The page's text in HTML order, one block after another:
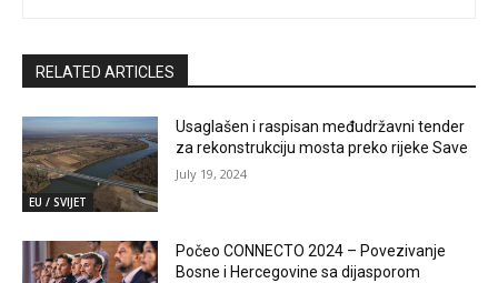
RELATED ARTICLES
EU / SVIJET
Usaglašen i raspisan međudržavni tender
za rekonstrukciju mosta preko rijeke Save
July 19, 2024
Počeo CONNECTO 2024 – Povezivanje
Bosne i Hercegovine sa dijasporom